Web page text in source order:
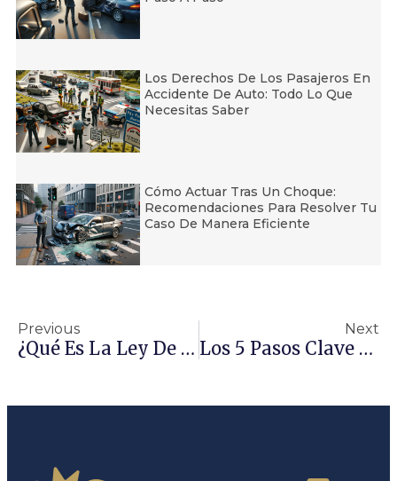
Los Derechos De Los Pasajeros En
Accidente De Auto: Todo Lo Que
Necesitas Saber
Cómo Actuar Tras Un Choque:
Recomendaciones Para Resolver Tu
Caso De Manera Eficiente
Previous
¿Qué Es La Ley De Prevención De Riesgos Laborales?
Next
Los 5 Pasos Clave Para Contratar A Un Abogado De Accidentes Exitoso